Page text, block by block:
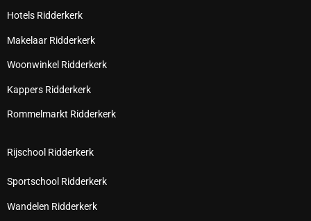
Hotels Ridderkerk
Makelaar Ridderkerk
Woonwinkel Ridderkerk
Kappers Ridderkerk
Rommelmarkt Ridderkerk
Rijschool Ridderkerk
Sportschool Ridderkerk
Wandelen Ridderkerk